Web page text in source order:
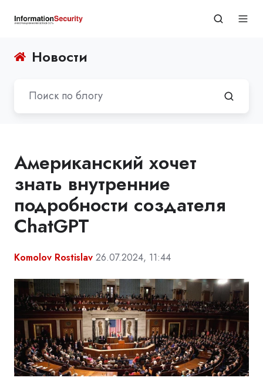
Новости
Американский хочет
знать внутренние
подробности создателя
ChatGPT
Komolov Rostislav 26.07.2024, 11:44